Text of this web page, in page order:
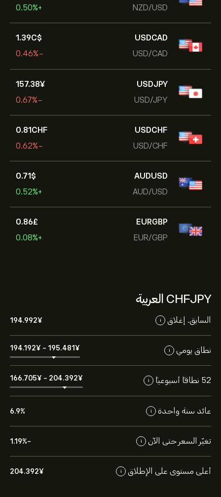
NZD/USD
+0.50%
USDCAD
USD/CAD
1.39‎C$‎
-0.46%
USDJPY
USD/JPY
157.38‎¥‎
-0.67%
USDCHF
USD/CHF
0.81‎CHF‎
-0.62%
AUDUSD
AUD/USD
0.71‎$‎
+0.52%
EURGBP
EUR/GBP
0.86‎£‎
+0.08%
CHFJPY العربية
السابق. إغلاق i
194.992‎¥‎
نطاق يومي i
194.192‎¥‎ - 195.481‎¥‎
52 نطاقاً أسبوعياً i
166.705‎¥‎ - 204.392‎¥‎
عائد سنة واحدة i
6.9%
تغيّر السعر حتى الآن i
-1.19%
أعلى مستوى على الإطلاق i
204.392‎¥‎